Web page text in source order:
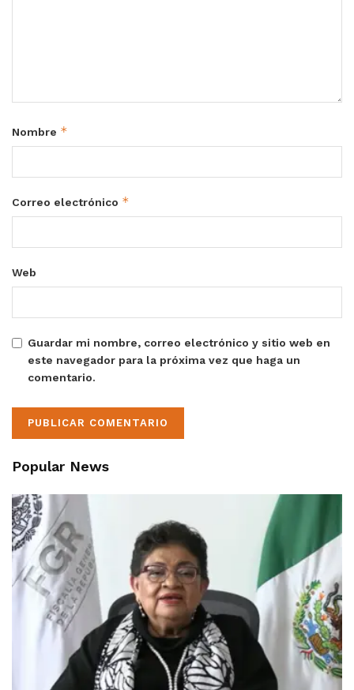
Nombre *
Correo electrónico *
Web
Guardar mi nombre, correo electrónico y sitio web en
este navegador para la próxima vez que haga un
comentario.
Popular News